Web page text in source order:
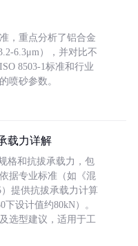
，重点分析了铝合金
6.3μm），并对比不
8503-1标准和行业
喷砂参数。
载力详解
格和抗拔承载力，包
据专业标准（如《混
提供抗拔承载力计算
设计值约80kN）。
选型建议，适用于工